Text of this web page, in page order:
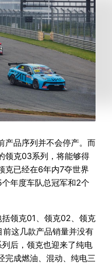
产品序列并不会停产。而
领克03系列，将能够得
克已经在6年内7夺世界
年度车队总冠军和2个
领克01、领克02、领克
这几款产品销量并没有
后，领克也迎来了纯电
完成燃油、混动、纯电三